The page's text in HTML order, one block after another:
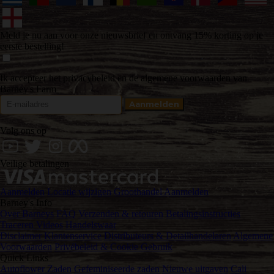
Meld je nu aan voor onze nieuwsbrief en ontvang 15% korting op je
eerste bestelling!
Ik accepteer het privacybeleid en de algemene voorwaarden van
Barney's Farm
Volg ons op
Veilige betalingen
Aanmelden Locatie wijzigen
Groothandel Aanmelden
Barney's Info
Over Barneys
FAQ Verzenden & retouren
Betalingsinstructies
Traceren
Videos
Handelswaar
Disclaimer Klantenservice Distributeurs & Detailhandelaren Algemene
Voorwaarden Privébeleid & Cookie Gebruik
Quick Links
Autoflower Zaden Gefeminiseerde zaden Nieuwe uitgaven Cali